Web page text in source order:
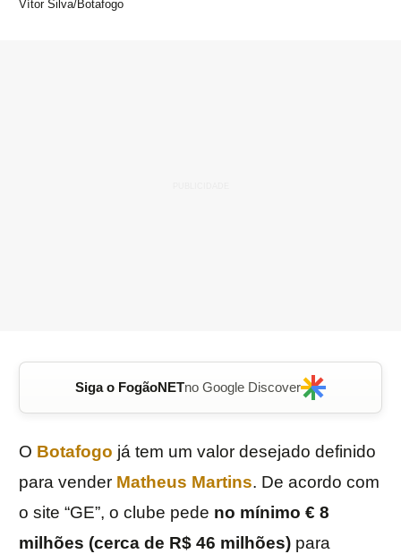
Vítor Silva/Botafogo
Siga o FogãoNETno Google Discover
O Botafogo já tem um valor desejado definido
para vender Matheus Martins. De acordo com
o site “GE”, o clube pede no mínimo € 8
milhões (cerca de R$ 46 milhões) para